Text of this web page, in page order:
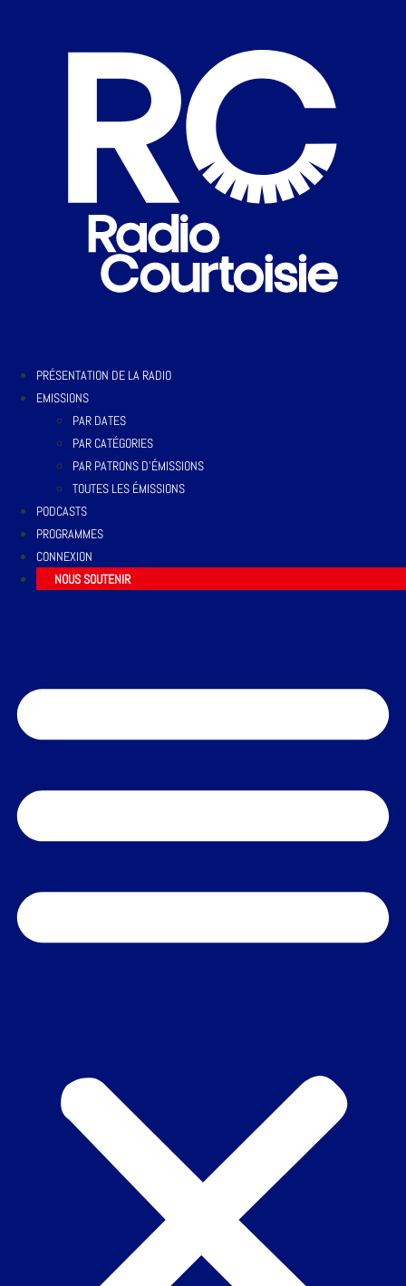
PRÉSENTATION DE LA RADIO
EMISSIONS
PAR DATES
PAR CATÉGORIES
PAR PATRONS D’ÉMISSIONS
TOUTES LES ÉMISSIONS
PODCASTS
PROGRAMMES
CONNEXION
NOUS SOUTENIR